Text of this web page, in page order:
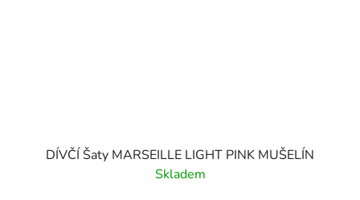
DÍVČÍ Šaty MARSEILLE LIGHT PINK MUŠELÍN
Skladem